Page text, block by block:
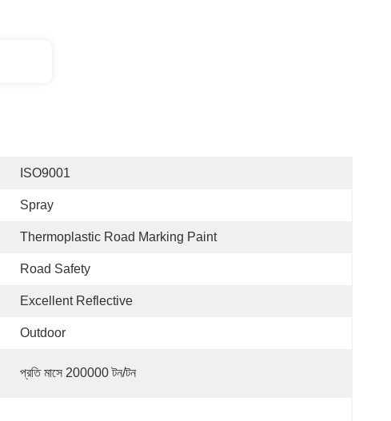
ISO9001
Spray
Thermoplastic Road Marking Paint
Road Safety
Excellent Reflective
Outdoor
প্রতি মাসে 200000 টন/টন